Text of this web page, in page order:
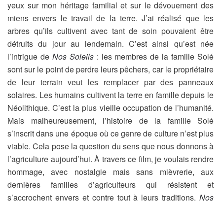
yeux sur mon héritage familial et sur le dévouement des
miens envers le travail de la terre. J’ai réalisé que les
arbres qu’ils cultivent avec tant de soin pouvaient être
détruits du jour au lendemain. C’est ainsi qu’est née
l’intrigue de Nos Soleils: les membres de la famille Solé
sont sur le point de perdre leurs pêchers, car le propriétaire
de leur terrain veut les remplacer par des panneaux
solaires. Les humains cultivent la terre en famille depuis le
Néolithique. C’est la plus vieille occupation de l’humanité.
Mais malheureusement, l’histoire de la famille Solé
s’inscrit dans une époque où ce genre de culture n’est plus
viable. Cela pose la question du sens que nous donnons à
l’agriculture aujourd’hui. À travers ce film, je voulais rendre
hommage, avec nostalgie mais sans mièvrerie, aux
dernières familles d’agriculteurs qui résistent et
s’accrochent envers et contre tout à leurs traditions. Nos